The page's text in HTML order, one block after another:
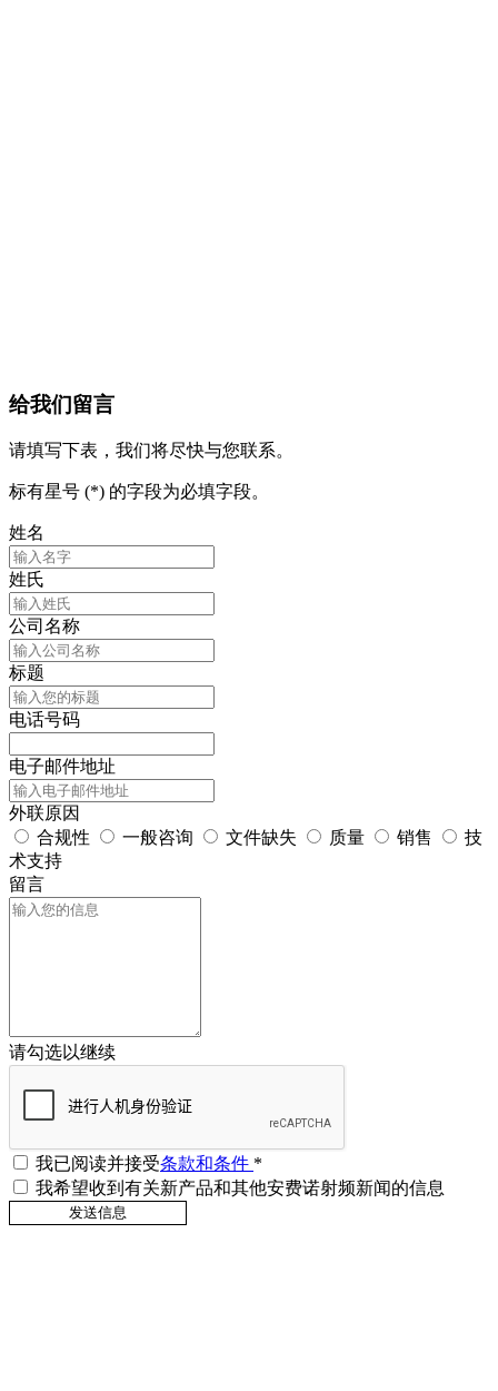
给我们留言
请填写下表，我们将尽快与您联系。
标有星号 (*) 的字段为必填字段。
姓名
姓氏
公司名称
标题
电话号码
电子邮件地址
外联原因
合规性
一般咨询 文件缺失 质量 销售
技
术支持
留言
请勾选以继续
我已阅读并接受条款和条件 *
我希望收到有关新产品和其他安费诺射频新闻的信息